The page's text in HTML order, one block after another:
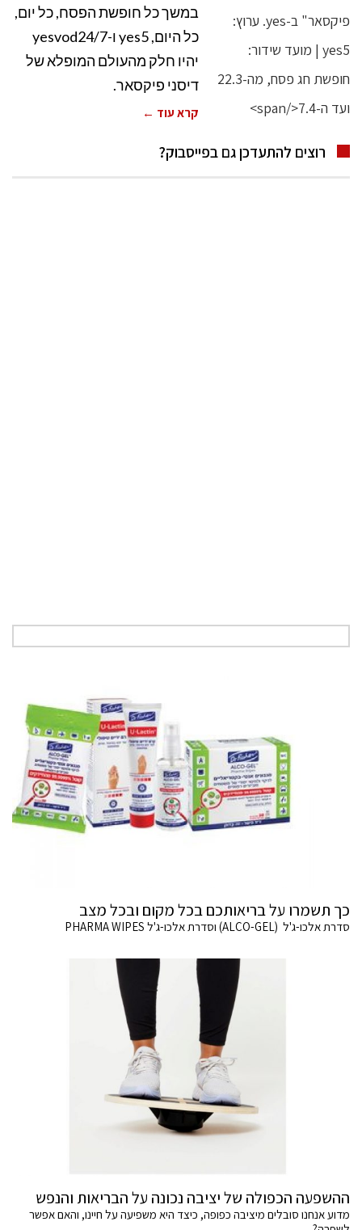
במשך כל חופשת הפסח, כל יום,
כל היום, yes5 ו-yesvod24/7
יהיו חלק מהעולם המופלא של
דיסני פיקסאר.
קרא עוד ←
רוצים להתעדכן גם בפייסבוק?
כך תשמרו על בריאותכם בכל מקום ובכל מצב
סדרת אלכו-ג'ל (ALCO-GEL) וסדרת אלכו-ג'ל PHARMA WIPES
ההשפעה הכפולה של יציבה נכונה על הבריאות והנפש
מדוע אנחנו סובלים מיציבה כפופה, כיצד היא משפיעה על חיינו, והאם אפשר